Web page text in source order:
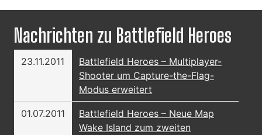
Nachrichten zu Battlefield Heroes
23.11.2011
Battlefield Heroes – Multiplayer-
Shooter um Capture-the-Flag-
Modus erweitert
01.07.2011
Battlefield Heroes – Neue Map
Wake Island zum zweiten